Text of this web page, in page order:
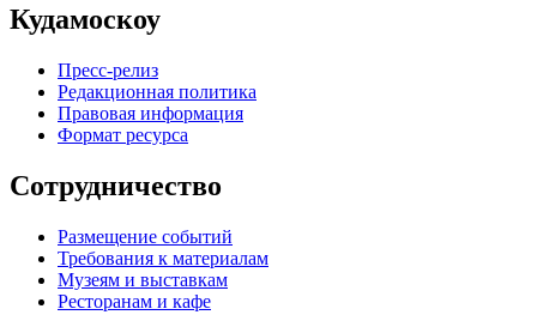
Кудамоскоу
Пресс-релиз
Редакционная политика
Правовая информация
Формат ресурса
Сотрудничество
Размещение событий
Требования к материалам
Музеям и выставкам
Ресторанам и кафе